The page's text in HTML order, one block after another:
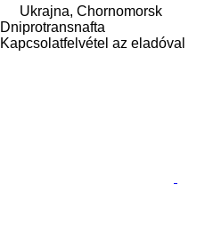
Ukrajna, Chornomorsk
Dniprotransnafta
Kapcsolatfelvétel az eladóval